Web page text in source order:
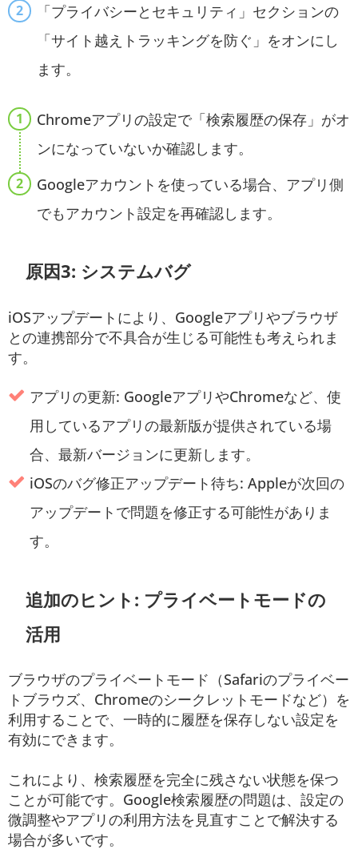
「プライバシーとセキュリティ」セクションの
「サイト越えトラッキングを防ぐ」をオンにし
ます。
Chromeアプリの設定で「検索履歴の保存」がオ
ンになっていないか確認します。
Googleアカウントを使っている場合、アプリ側
でもアカウント設定を再確認します。
原因3: システムバグ
iOSアップデートにより、Googleアプリやブラウザ
との連携部分で不具合が生じる可能性も考えられま
す。
アプリの更新: GoogleアプリやChromeなど、使
用しているアプリの最新版が提供されている場
合、最新バージョンに更新します。
iOSのバグ修正アップデート待ち: Appleが次回の
アップデートで問題を修正する可能性がありま
す。
追加のヒント: プライベートモードの
活用
ブラウザのプライベートモード（Safariのプライベー
トブラウズ、Chromeのシークレットモードなど）を
利用することで、一時的に履歴を保存しない設定を
有効にできます。
これにより、検索履歴を完全に残さない状態を保つ
ことが可能です。Google検索履歴の問題は、設定の
微調整やアプリの利用方法を見直すことで解決する
場合が多いです。